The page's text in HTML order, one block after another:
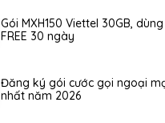
Gói MXH150 Viettel 30GB,
FREE 30 ngày
Đăng ký gói cước gọi ngoại
nhất năm 2026